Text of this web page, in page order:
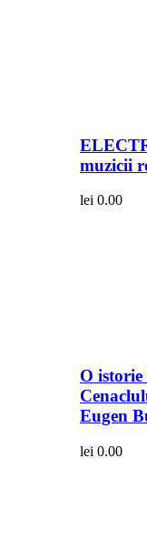
muzicii
lei 0.00
O
Eugen
lei 0.00